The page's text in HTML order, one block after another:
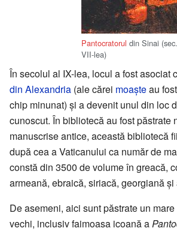
Pantocratorul din Sinai
VII-lea)
În secolul al IX-lea, locul a fost asociat
din Alexandria (ale cărei moașteau
chip minunat) și a devenit unul din loc
cunoscut. În bibliotecă au fost păstrate
manuscrise antice, această bibliotecă
după cea a Vaticanului ca număr de
constă din 3500 de volume în greacă,
armeană, ebraică, siriacă, georgiană și
De asemeni, aici sunt păstrate un
vechi, inclusiv faimoasa icoană a